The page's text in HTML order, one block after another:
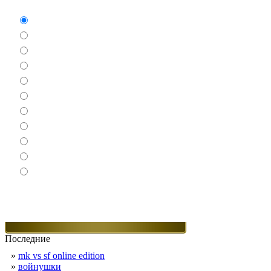
Последние
» mk vs sf online edition
» войнушки